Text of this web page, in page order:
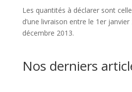
Les quantités à déclarer sont
d’une livraison entre le 1er janvier
décembre 2013.
Nos derniers